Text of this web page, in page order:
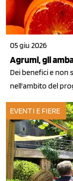
05 giu 2026
Agrumi, gli
Dei benefici e non
nell'ambito del
EVENTI E FIERE